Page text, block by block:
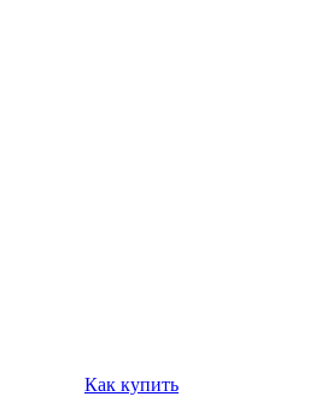
Как купить